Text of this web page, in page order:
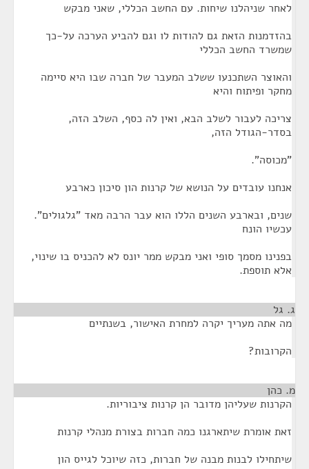
לאחר שניהלנו שיחות. עם החשב הכללי, שאני מבקש
בהזדמנות הזאת גם להודות לו וגם להביע הערכה על-כך
שמשרד החשב הכללי
והאוצר השתכנעו ששלב המעבר של חברה שבו היא סיימה
מחקר ופיתוח והיא
צריכה לעבור לשלב הבא, ואין לה כסף, השלב הזה,
בסדר-הגודל הזה,
"מכוסה".
אנחנו עובדים על הנושא של קרנות הון סיכון כארבע
שנים, ובארבע השנים הללו הוא עבר הרבה מאד "גלגולים".
עכשיו הונח
בפנינו מסמך סופי ואני מבקש ממר יונס לא להכניס בו שינוי,
אלא תוספת.
ג. גל
מה אתה מעריך יקרה למחרת האישור, בשנתיים
הקרובות?
מ. כהן
הקרנות שעליהן מדובר הן קרנות ציבוריות.
זאת אומרת שיתארגנו כמה חברות בצורת מנהלי קרנות
שיתחילו לבנות מבנה של חברות, כזה שיוכל לגייס הון